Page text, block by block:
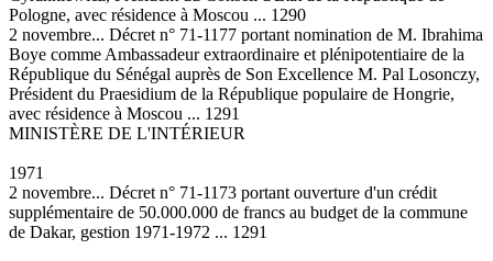
Pologne, avec résidence à Moscou ... 1290
2 novembre... Décret n° 71-1177 portant nomination de M. Ibrahima
Boye comme Ambassadeur extraordinaire et plénipotentiaire de la
République du Sénégal auprès de Son Excellence M. Pal Losonczy,
Président du Praesidium de la République populaire de Hongrie,
avec résidence à Moscou ... 1291
MINISTÈRE DE L'INTÉRIEUR
1971
2 novembre... Décret n° 71-1173 portant ouverture d'un crédit
supplémentaire de 50.000.000 de francs au budget de la commune
de Dakar, gestion 1971-1972 ... 1291